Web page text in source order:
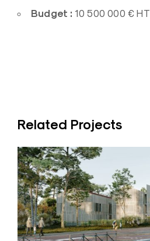
Budget : 10 500 000 € HT
Related Projects